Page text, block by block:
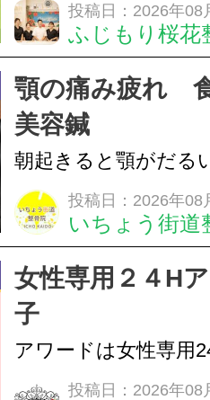
らえますか？A. はい
湿布は痛みを和らげ
すが、原因そのもの
いこともあります。
原因を確認し、お一
投稿日：2026年08
ふじもり桜花
顎の痛み疲れ
美容鍼
朝起きると顎がだる
ありませんか？無意
は、顎の痛みや疲れ
フェイスラインの張
のこわばり・頭痛や
ながることがありま
投稿日：2026年08
いちょう街道
女性専用２４H
子
アワードは女性専用
フエステを 思いっ
投稿日：2026年08